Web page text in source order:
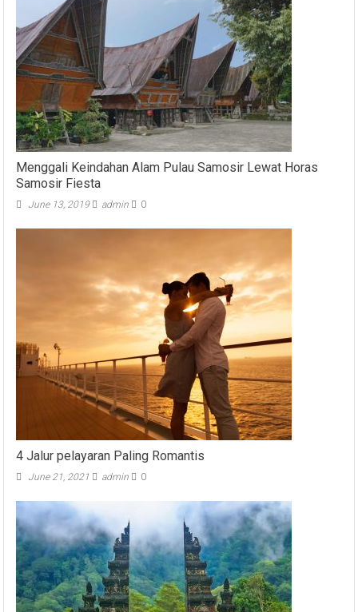
Menggali Keindahan Alam Pulau Samosir Lewat Horas
Samosir Fiesta
June 13, 2019 admin 0
4 Jalur pelayaran Paling Romantis
June 21, 2021 admin 0